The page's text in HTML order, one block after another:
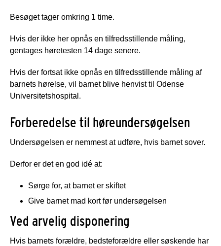
Besøget tager omkring 1 time.
Hvis der ikke her opnås en tilfredsstillende måling,
gentages høretesten 14 dage senere.
Hvis der fortsat ikke opnås en tilfredsstillende måling af
barnets hørelse, vil barnet blive henvist til Odense
Universitetshospital.
Forberedelse til høreundersøgelsen
Undersøgelsen er nemmest at udføre, hvis barnet sover.
Derfor er det en god idé at:
Sørge for, at barnet er skiftet
Give barnet mad kort før undersøgelsen
Ved arvelig disponering
Hvis barnets forældre, bedsteforældre eller søskende har